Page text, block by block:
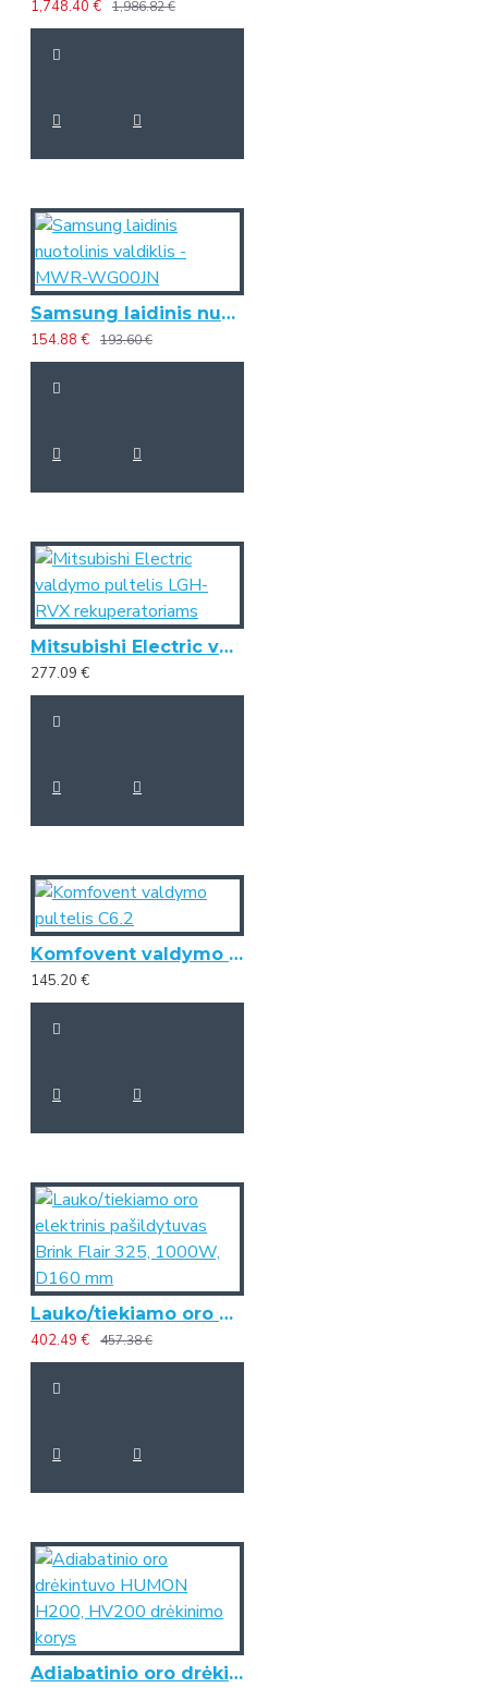
1,748.40 € 1,986.82 €
Samsung laidinis nuotolinis valdiklis - MWR-WG00JN
154.88 € 193.60 €
Mitsubishi Electric valdymo pultelis LGH-RVX rekuperatoriams
277.09 €
Komfovent valdymo pultelis C6.2
145.20 €
Lauko/tiekiamo oro elektrinis pašildytuvas Brink Flair 325, 1000W, D160 mm
402.49 € 457.38 €
Adiabatinio oro drėkintuvo HUMON H200, HV200 drėkinimo korys